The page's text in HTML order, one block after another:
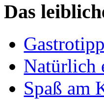
Das
Natürlich
Spaß am